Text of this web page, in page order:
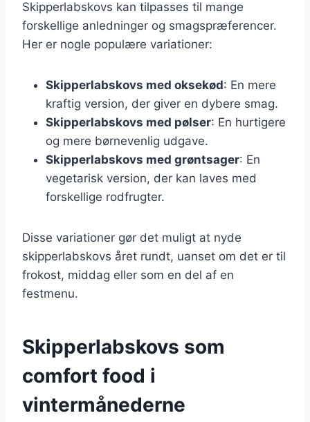
Skipperlabskovs kan tilpasses til mange
forskellige anledninger og smagspræferencer.
Her er nogle populære variationer:
Skipperlabskovs med oksekød: En mere
kraftig version, der giver en dybere smag.
Skipperlabskovs med pølser: En hurtigere
og mere børnevenlig udgave.
Skipperlabskovs med grøntsager: En
vegetarisk version, der kan laves med
forskellige rodfrugter.
Disse variationer gør det muligt at nyde
skipperlabskovs året rundt, uanset om det er til
frokost, middag eller som en del af en
festmenu.
Skipperlabskovs som
comfort food i
vintermånederne